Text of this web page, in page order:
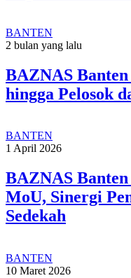
BANTEN
2 bulan yang lalu
BAZNAS
hingga Pelosok
BANTEN
1 April 2026
BAZNAS
MoU, Sinergi
Sedekah
BANTEN
10 Maret 2026